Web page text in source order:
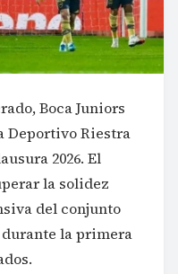
Boca Juniors
Deportivo Riestra
2026. El
la solidez
del conjunto
la primera